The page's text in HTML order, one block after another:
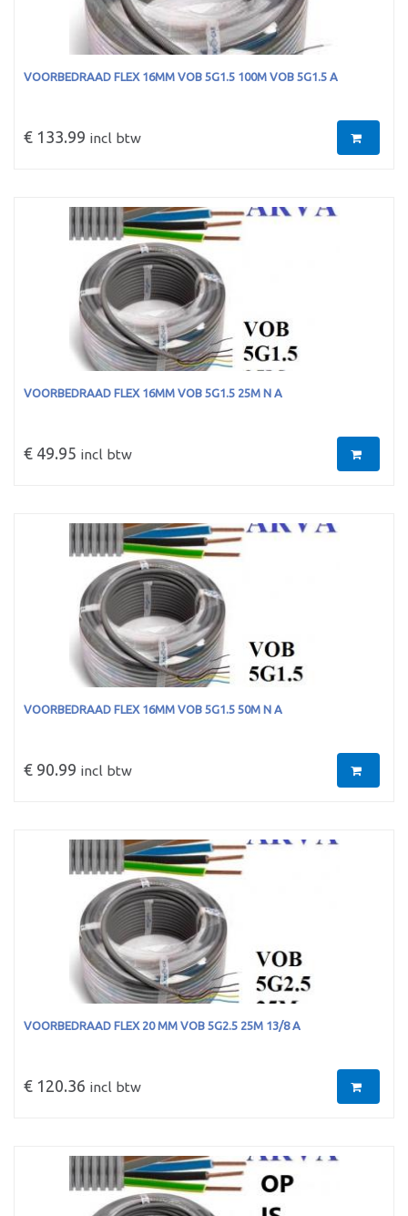
VOORBEDRAAD FLEX 16MM VOB 5G1.5 100M VOB 5G1.5 A
€ 133.99 incl btw
VOORBEDRAAD FLEX 16MM VOB 5G1.5 25M N A
€ 49.95 incl btw
VOORBEDRAAD FLEX 16MM VOB 5G1.5 50M N A
€ 90.99 incl btw
VOORBEDRAAD FLEX 20 MM VOB 5G2.5 25M 13/8 A
€ 120.36 incl btw